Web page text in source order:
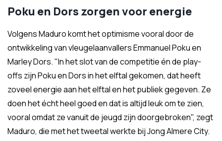
Poku en Dors zorgen voor energie
Volgens Maduro komt het optimisme vooral door de
ontwikkeling van vleugelaanvallers Emmanuel Poku en
Marley Dors. "In het slot van de competitie én de play-
offs zijn Poku en Dors in het elftal gekomen, dat heeft
zoveel energie aan het elftal en het publiek gegeven. Ze
doen het écht heel goed en dat is altijd leuk om te zien,
vooral omdat ze vanuit de jeugd zijn doorgebroken", zegt
Maduro, die met het tweetal werkte bij Jong Almere City.